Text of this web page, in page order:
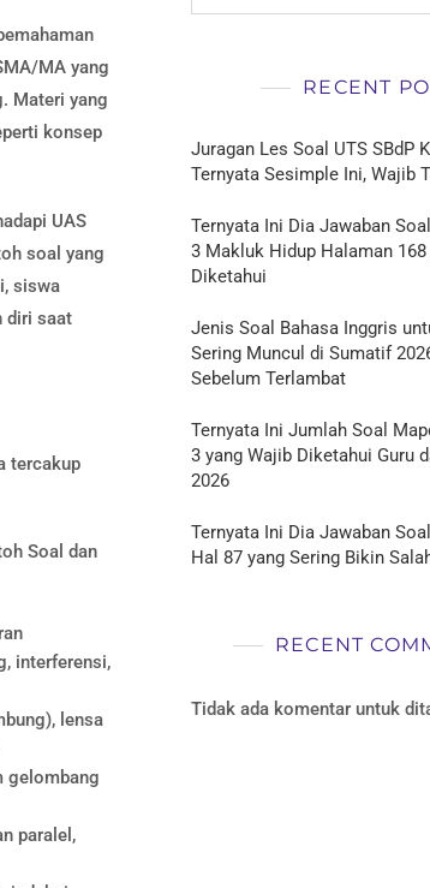
MA yang
Materi yang
konsep
UAS
soal yang
siswa
diri saat
tercakup
interferensi,
lensa
gelombang
paralel,
RECENT
Juragan Les Soal UTS SBdP
Ternyata Sesimple Ini, Wajib
Ternyata Ini Dia Jawaban
3 Makluk Hidup Halaman
Diketahui
Jenis Soal Bahasa Inggris
Sering Muncul di Sumatif
Sebelum Terlambat
Ternyata Ini Jumlah Soal
3 yang Wajib Diketahui Guru
2026
Ternyata Ini Dia Jawaban
Hal 87 yang Sering Bikin
RECENT
Tidak ada komentar untuk